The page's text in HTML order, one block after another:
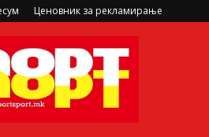
Ценовник за рекламирање